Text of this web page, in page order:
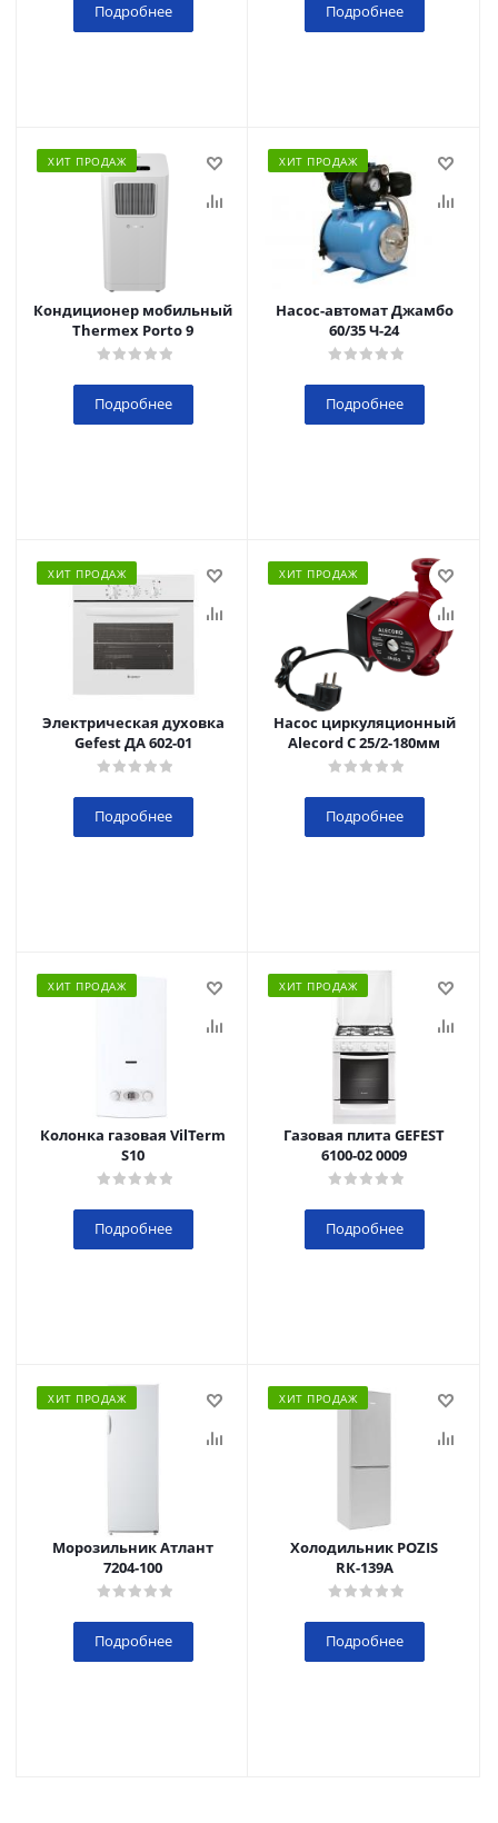
Подробнее Подробнее
ХИТ ПРОДАЖ
Кондиционер мобильный
Thermex Porto 9
Подробнее
ХИТ ПРОДАЖ
Насос-автомат Джамбо
60/35 Ч-24
Подробнее
ХИТ ПРОДАЖ
Электрическая духовка
Gefest ДА 602-01
Подробнее
ХИТ ПРОДАЖ
Насос циркуляционный
Alecord C 25/2-180мм
Подробнее
ХИТ ПРОДАЖ
Колонка газовая VilTerm
S10
Подробнее
ХИТ ПРОДАЖ
Газовая плита GEFEST
6100-02 0009
Подробнее
ХИТ ПРОДАЖ
Морозильник Атлант
7204-100
Подробнее
ХИТ ПРОДАЖ
Холодильник POZIS
RК-139А
Подробнее